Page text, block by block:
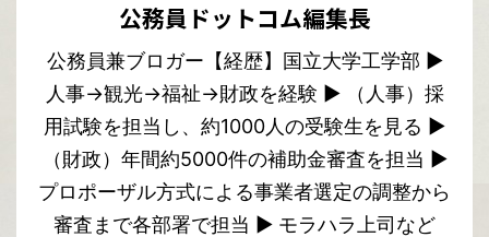
公務員ドットコム編集長
公務員兼ブロガー【経歴】国立大学工学部 ▶︎
人事→観光→福祉→財政を経験 ▶︎ （人事）採
用試験を担当し、約1000人の受験生を見る ▶︎
（財政）年間約5000件の補助金審査を担当 ▶︎
プロポーザル方式による事業者選定の調整から
審査まで各部署で担当 ▶︎ モラハラ上司など